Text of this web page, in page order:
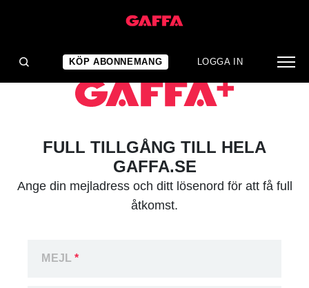
KÖP ABONNEMANG LOGGA IN
FULL TILLGÅNG TILL HELA
GAFFA.SE
Ange din mejladress och ditt lösenord för att få full
åtkomst.
MEJL*